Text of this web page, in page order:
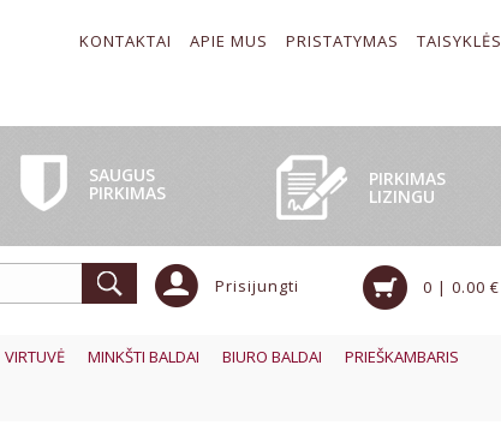
KONTAKTAI APIE MUS PRISTATYMAS TAISYKLĖS
SAUGUS
PIRKIMAS
PIRKIMAS
LIZINGU
Prisijungti 0 | 0.00 €
VIRTUVĖ MINKŠTI BALDAI BIURO BALDAI
PRIEŠKAMBARIS